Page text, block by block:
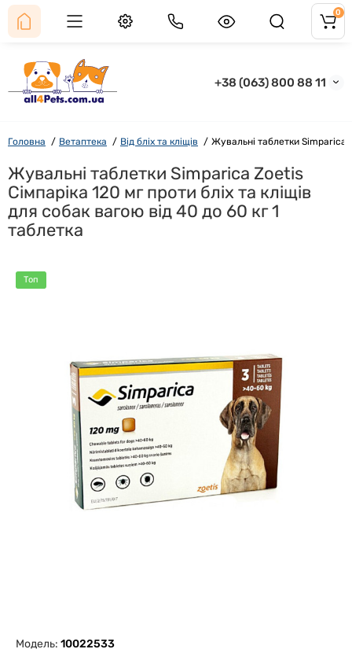
+38 (063) 800 88 11
0
Головна Ветаптека Від бліх та кліщів Жувальні таблетки Simparica
Жувальні таблетки Simparica Zoetis
Сімпаріка 120 мг проти бліх та кліщів
для собак вагою від 40 до 60 кг 1
таблетка
Топ
Модель: 10022533